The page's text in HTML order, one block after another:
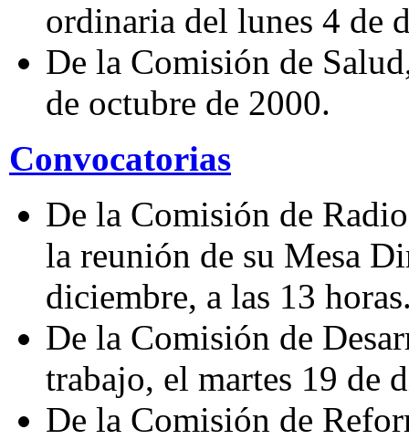
ordinaria del lunes 4 de
De la Comisión de
de octubre de 2000.
Convocatorias
De la Comisión de
la reunión de su Mesa
diciembre, a las 13
De la Comisión de
trabajo, el martes 19 de
De la Comisión de